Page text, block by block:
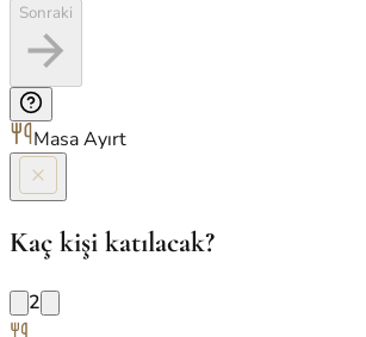
Sonraki
Masa Ayırt
Kaç kişi katılacak?
2